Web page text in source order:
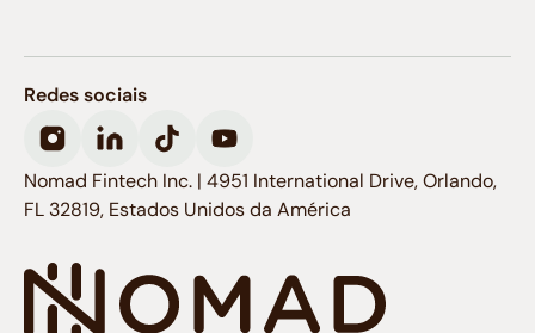
Redes sociais
Nomad Fintech Inc. | 4951 International Drive, Orlando,
FL 32819, Estados Unidos da América